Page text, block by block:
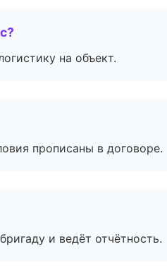
на объект.
прописаны в договоре.
и ведёт отчётность.